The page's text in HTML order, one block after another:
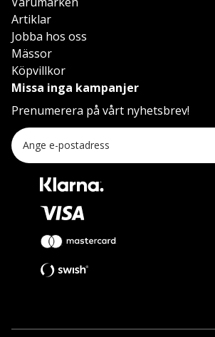
Artiklar
Jobba hos oss
Mässor
Köpvillkor
Missa inga kampanjer
Prenumerera på vårt nyhetsbrev!